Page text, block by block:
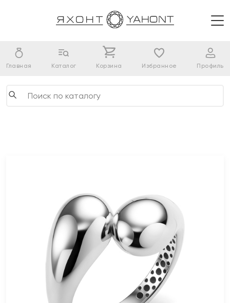
Главная Каталог Корзина Избранное Профиль